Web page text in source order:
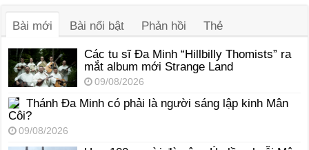
Bài mới Bài nổi bật Phản hồi Thẻ
Các tu sĩ Đa Minh “Hillbilly Thomists” ra
mắt album mới Strange Land
09/08/2026
Thánh Đa Minh có phải là người sáng lập kinh Mân
Côi?
09/08/2026